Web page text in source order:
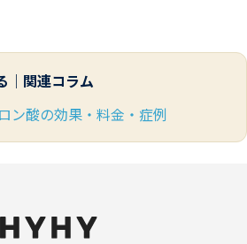
｜関連コラム
ン酸の効果・料金・症例